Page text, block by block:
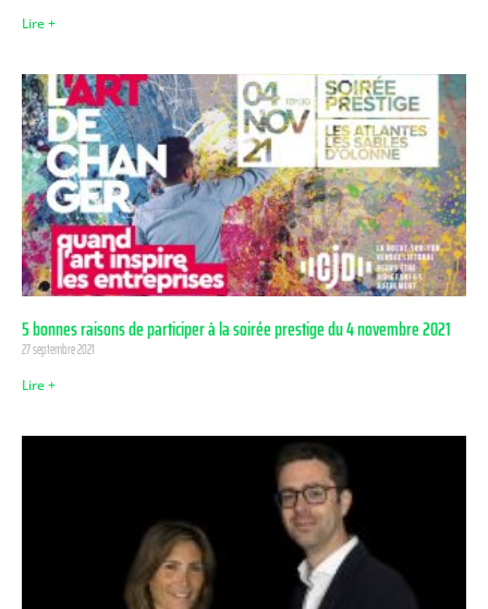
Lire +
5 bonnes raisons de participer à la soirée prestige du 4 novembre 2021
27 septembre 2021
Lire +